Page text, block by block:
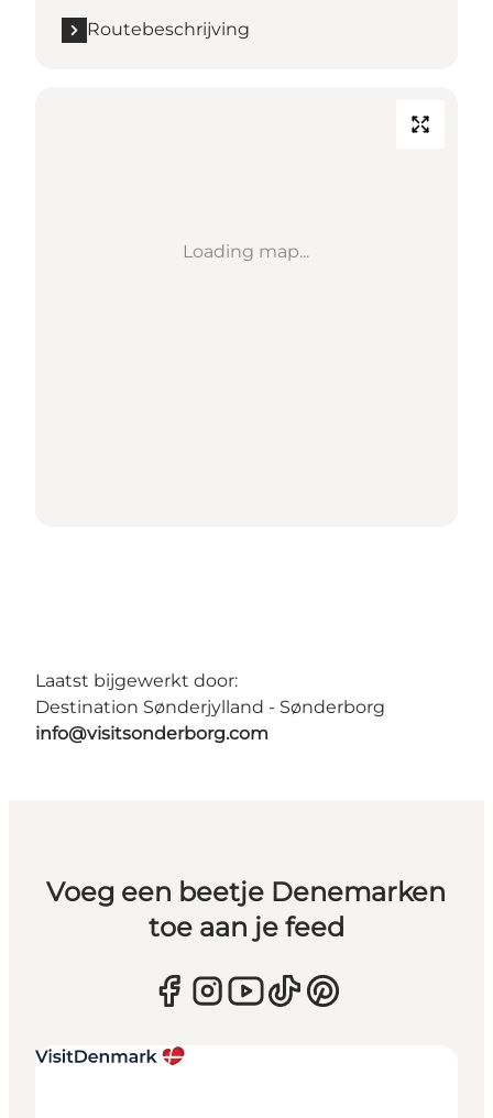
Routebeschrijving
Loading map...
Laatst bijgewerkt door:
Destination Sønderjylland - Sønderborg
info@visitsonderborg.com
Voeg een beetje Denemarken
toe aan je feed